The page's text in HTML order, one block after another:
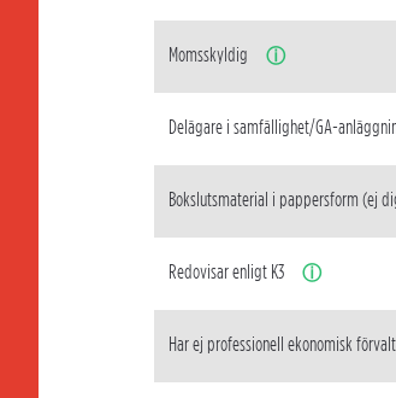
Momsskyldig ⓘ
Delägare i samfällighet/GA-
Bokslutsmaterial i pappersform (ej
Redovisar enligt K3 ⓘ
Har ej professionell ekonomisk